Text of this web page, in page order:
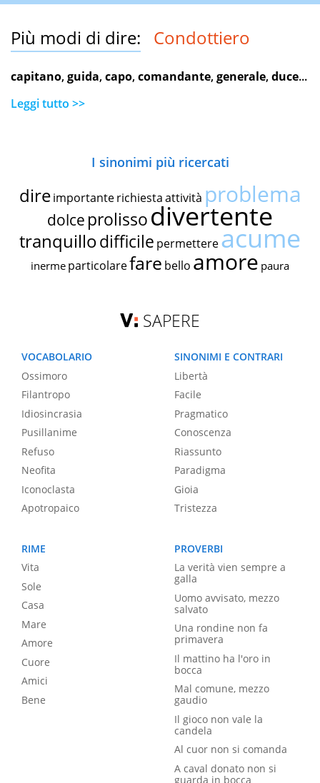
Più modi di dire: Condottiero
capitano,guida,capo,comandante,generale,duce...
Leggi tutto >>
I sinonimi più ricercati
dire importante richiestaattività problema
dolce prolissodivertente
tranquillodifficile permettereacume
inerme particolarefare bello amore paura
SAPERE
VOCABOLARIO
Ossimoro
Filantropo
Idiosincrasia
Pusillanime
Refuso
Neofita
Iconoclasta
Apotropaico
SINONIMI E CONTRARI
Libertà
Facile
Pragmatico
Conoscenza
Riassunto
Paradigma
Gioia
Tristezza
RIME
Vita
Sole
Casa
Mare
Amore
Cuore
Amici
Bene
PROVERBI
La verità vien sempre a
galla
Uomo avvisato, mezzo
salvato
Una rondine non fa
primavera
Il mattino ha l'oro in
bocca
Mal comune, mezzo
gaudio
Il gioco non vale la
candela
Al cuor non si comanda
A caval donato non si
guarda in bocca